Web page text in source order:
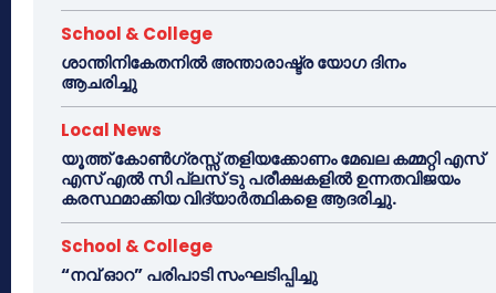
School & College
ശാന്തിനികേതനിൽ അന്താരാഷ്ട്ര യോഗ ദിനം
ആചരിച്ചു
Local News
യൂത്ത് കോൺഗ്രസ്സ് തളിയക്കോണം മേഖല കമ്മറ്റി എസ്
എസ് എൽ സി പ്ലസ് ടു പരീക്ഷകളിൽ ഉന്നതവിജയം
കരസ്ഥമാക്കിയ വിദ്യാർത്ഥികളെ ആദരിച്ചു.
School & College
“നവ് ഓറ” പരിപാടി സംഘടിപ്പിച്ചു